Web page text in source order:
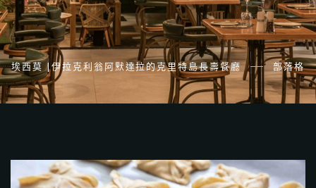
埃西莫 |伊拉克利翁阿默達拉的克里特島長壽餐廳 部落格